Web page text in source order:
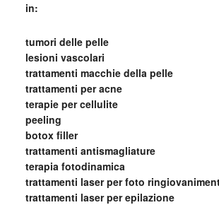
in:
tumori delle pelle
lesioni vascolari
trattamenti macchie della pelle
trattamenti per acne
terapie per cellulite
peeling
botox filler
trattamenti antismagliature
terapia fotodinamica
trattamenti laser per foto
trattamenti laser per epilazione